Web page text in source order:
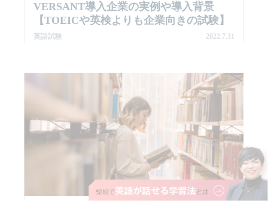
VERSANT導入企業の実例や導入背景
【TOEICや英検よりも企業向きの試験】
英語試験 2022.7.31